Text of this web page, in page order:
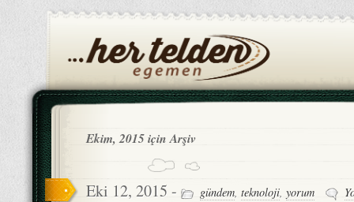
Ekim, 2015 için Arşiv
Eki 12, 2015 - gündem, teknoloji, yorum